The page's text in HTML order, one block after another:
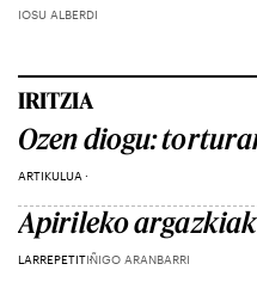
IOSU ALBERDI
IRITZIA
Ozen diogu:
ARTIKULUA
Apirileko argazkiak
LARREPETITIÑIGO ARANBARRI